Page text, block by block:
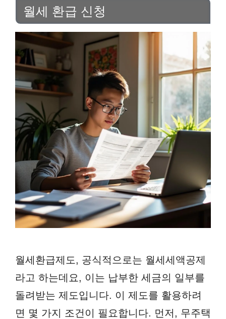
월세 환급 신청
월세환급제도, 공식적으로는 월세세액공제
라고 하는데요, 이는 납부한 세금의 일부를
돌려받는 제도입니다. 이 제도를 활용하려
면 몇 가지 조건이 필요합니다. 먼저, 무주택